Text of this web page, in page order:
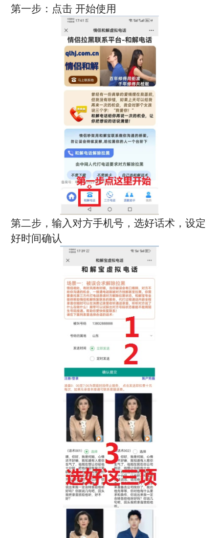
第一步：点击 开始使用
第二步，输入对方手机号，选好话术，设定
好时间确认